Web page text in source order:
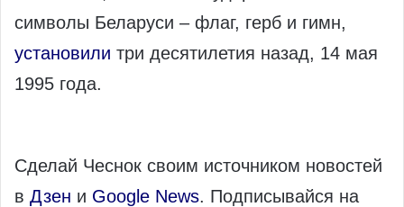
символы Беларуси – флаг, герб и гимн,
установили три десятилетия назад, 14 мая
1995 года.
Сделай Чеснок своим источником новостей
в Дзен и Google News. Подписывайся на